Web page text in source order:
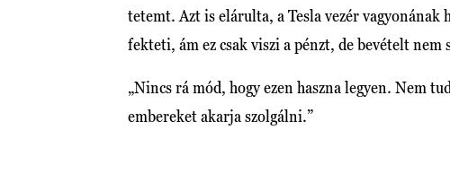
tetemt. Azt is elárulta, a Tesla vezér vagyonának
fekteti, ám ez csak viszi a pénzt, de bevételt nem
„Nincs rá mód, hogy ezen haszna legyen. Nem
embereket akarja szolgálni.”